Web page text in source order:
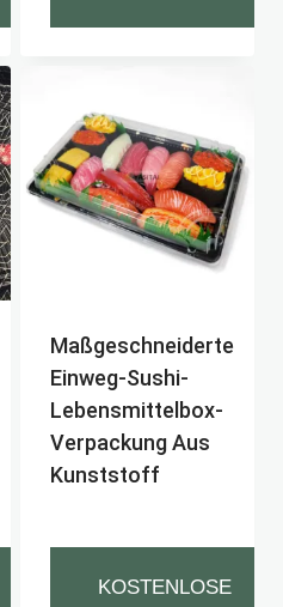
Maßgeschneiderte
Einweg-Sushi-
Lebensmittelbox-
Verpackung Aus
Kunststoff
KOSTENLOSE